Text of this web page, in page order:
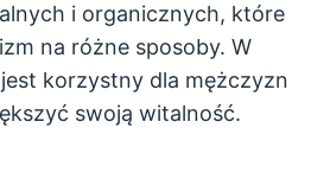
i organicznych, które
na różne sposoby. W
korzystny dla mężczyzn
swoją witalność.